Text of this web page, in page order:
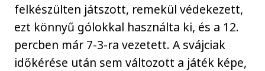
felkészülten játszott, remekül védekezett,
ezt könnyű gólokkal használta ki, és a 12.
percben már 7-3-ra vezetett. A svájciak
időkérése után sem változott a játék képe,